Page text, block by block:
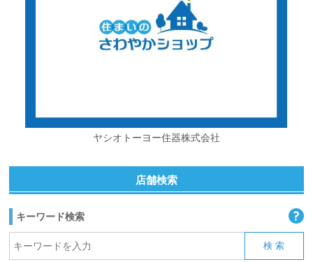
ヤシオトーヨー住器株式会社
店舗検索
キーワード検索